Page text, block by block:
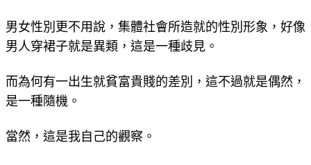
男女性別更不用說，集體社會所造就的性別形象，好像
男人穿裙子就是異類，這是一種歧見。
而為何有一出生就貧富貴賤的差別，這不過就是偶然，
是一種隨機。
當然，這是我自己的觀察。